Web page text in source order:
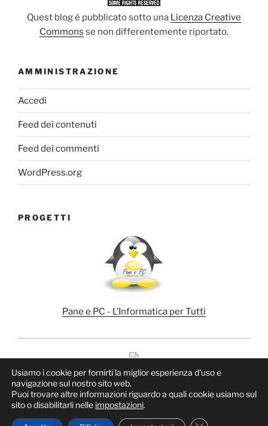
Quest blog è pubblicato sotto una Licenza Creative
Commons se non differentemente riportato.
AMMINISTRAZIONE
Accedi
Feed dei contenuti
Feed dei commenti
WordPress.org
PROGETTI
Pane e PC - L’Informatica per Tutti
Proudly powered by WordPress
Usiamo i cookie per fornirti la miglior esperienza d'uso e
navigazione sul nostro sito web.
Puoi trovare altre informazioni riguardo a quali cookie usiamo sul
sito o disabilitarli nelle impostazioni.